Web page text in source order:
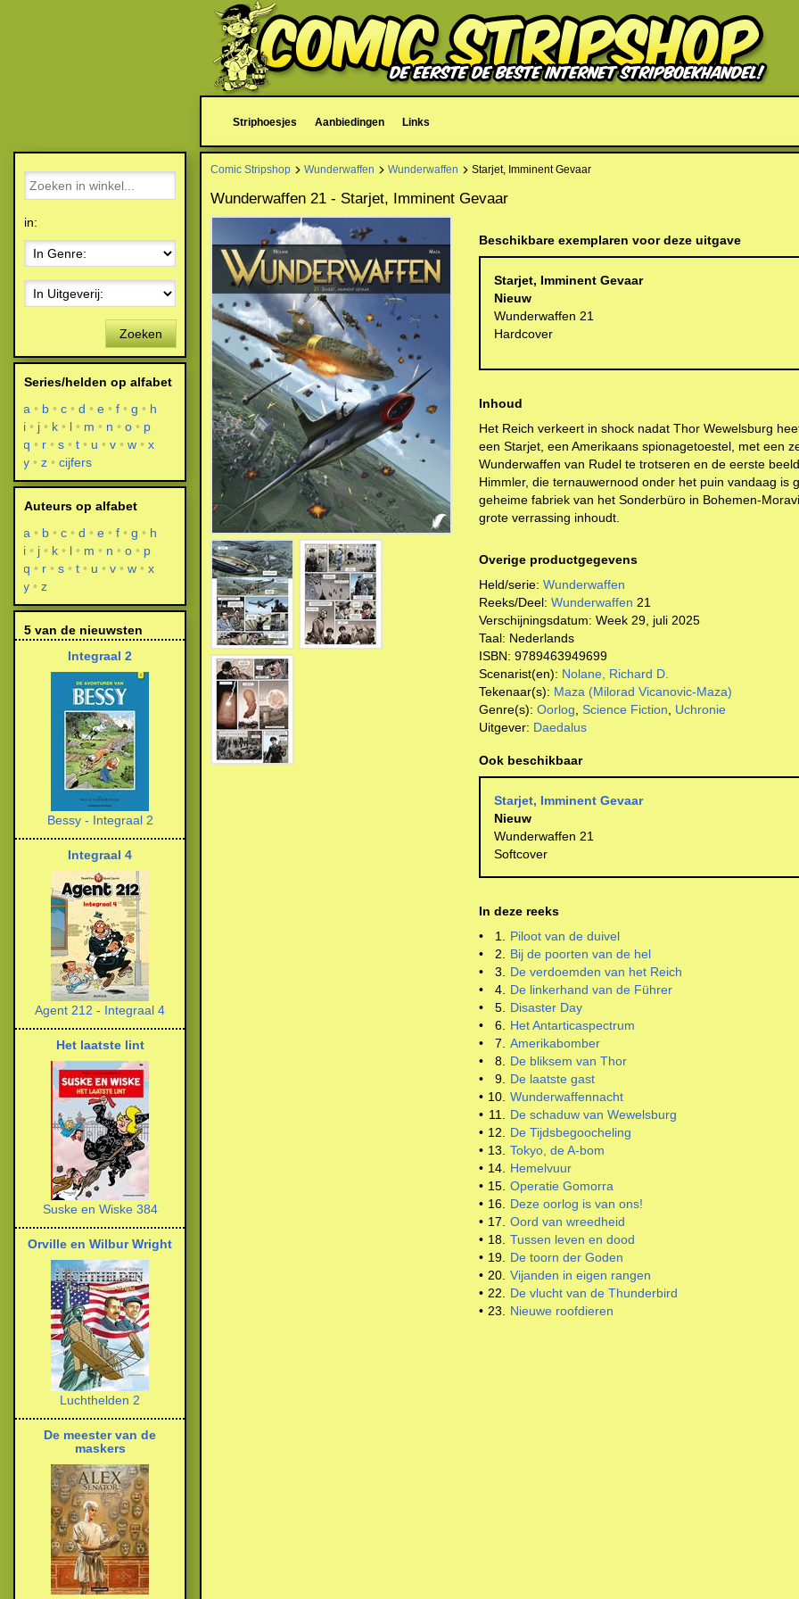
Striphoesjes Aanbiedingen Links
Comic Stripshop Wunderwaffen Wunderwaffen Starjet, Imminent Gevaar
Wunderwaffen 21 - Starjet, Imminent Gevaar
Beschikbare exemplaren voor deze uitgave
Starjet, Imminent Gevaar
Nieuw
Wunderwaffen 21
Hardcover
Inhoud
Het Reich verkeert in shock nadat Thor Wewelsburg
een Starjet, een Amerikaans spionagetoestel, met een
Wunderwaffen van Rudel te trotseren en de eerste
Himmler, die ternauwernood onder het puin vandaag is
geheime fabriek van het Sonderbüro in Bohemen-
grote verrassing inhoudt.
Overige productgegevens
Held/serie: Wunderwaffen
Reeks/Deel: Wunderwaffen 21
Verschijningsdatum: Week 29, juli 2025
Taal: Nederlands
ISBN: 9789463949699
Scenarist(en): Nolane, Richard D.
Tekenaar(s): Maza (Milorad Vicanovic-Maza)
Genre(s): Oorlog Science Fiction
Uchronie
Uitgever: Daedalus
Ook beschikbaar
Starjet, Imminent Gevaar
Nieuw
Wunderwaffen 21
Softcover
In deze reeks
•
1.
Piloot van de duivel
•
2.
Bij de poorten van de hel
•
3.
De verdoemden van het Reich
•
4.
De linkerhand van de Führer
•
5.
Disaster Day
•
6.
Het Antarticaspectrum
•
7.
Amerikabomber
•
8.
De bliksem van Thor
•
9.
De laatste gast
• 10. Wunderwaffennacht
• 11.
De schaduw van Wewelsburg
• 12.
De Tijdsbegoocheling
• 13.
Tokyo, de A-bom
• 14.
Hemelvuur
• 15. Operatie Gomorra
• 16.
Deze oorlog is van ons!
• 17.
Oord van wreedheid
• 18. Tussen leven en dood
• 19.
De toorn der Goden
• 20. Vijanden in eigen rangen
• 22.
De vlucht van de Thunderbird
• 23. Nieuwe roofdieren
in:
Zoeken
Series/helden op alfabet
a
b c d e f g
h
i
j k l m n o
p
q
r s t u v w
x
y
z cijfers
Auteurs op alfabet
a
b c d e f g
h
i
j k l m n o
p
q
r s t u v w
x
y
z
5 van de nieuwsten
Integraal 2
Bessy - Integraal 2
Integraal 4
Agent 212 - Integraal 4
Het laatste lint
Suske en Wiske 384
Orville en Wilbur Wright
Luchthelden 2
De meester van de
maskers